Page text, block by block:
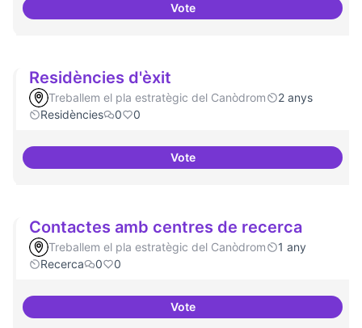
VoteRevisió interna del Model de
Residències d'èxit
Treballem el pla estratègic del Canòdrom
2 anys
Residències
0 0
VoteResidències d'èxit
Contactes amb centres de recerca
Treballem el pla estratègic del Canòdrom
1 any
Recerca
0 0
VoteContactes amb centres de